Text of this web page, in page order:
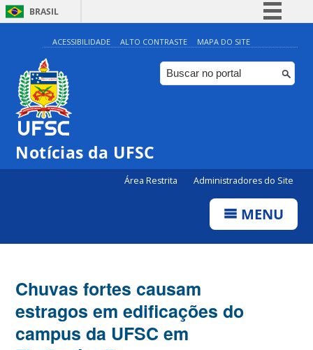
BRASIL
Simplifique!
Comunica BR
Participe
ACESSIBILIDADE ALTO CONTRASTE MAPA DO SITE
Notícias da UFSC
Área Restrita Administradores do Site
MENU
Chuvas fortes causam
estragos em edificações do
campus da UFSC em